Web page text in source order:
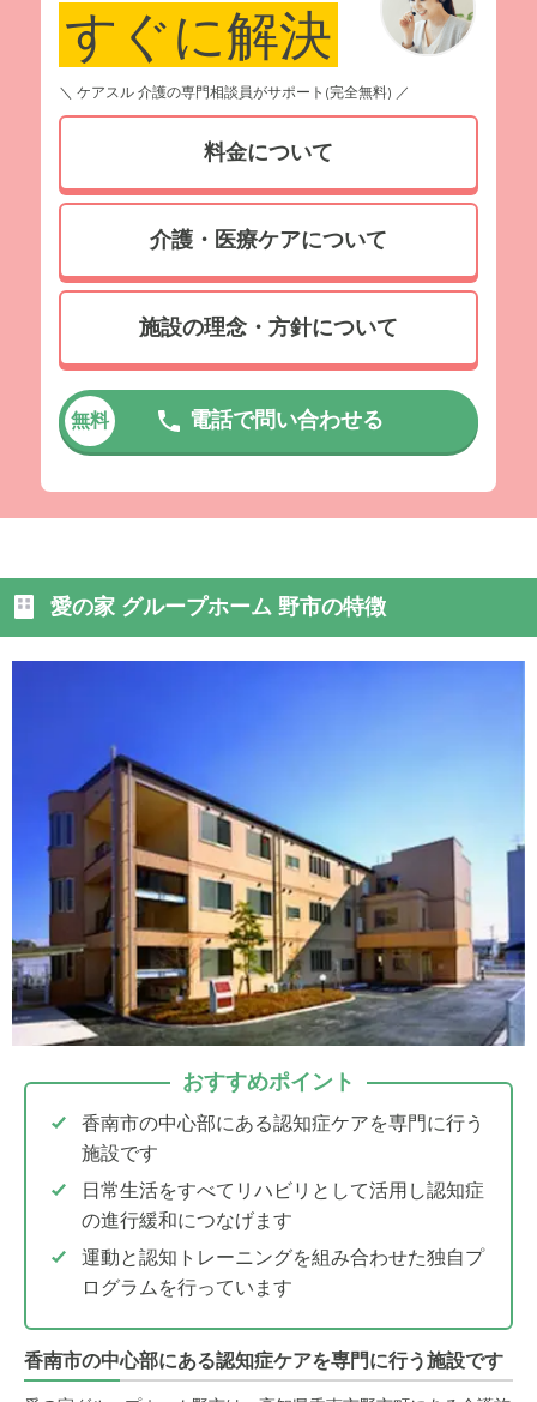
すぐに解決
＼ ケアスル 介護の専門相談員がサポート(完全無料) ／
料金について
介護・医療ケアについて
施設の理念・方針について
無料 電話で問い合わせる
愛の家 グループホーム 野市の特徴
おすすめポイント
香南市の中心部にある認知症ケアを専門に行う
施設です
日常生活をすべてリハビリとして活用し認知症
の進行緩和につなげます
運動と認知トレーニングを組み合わせた独自プ
ログラムを行っています
香南市の中心部にある認知症ケアを専門に行う施設です